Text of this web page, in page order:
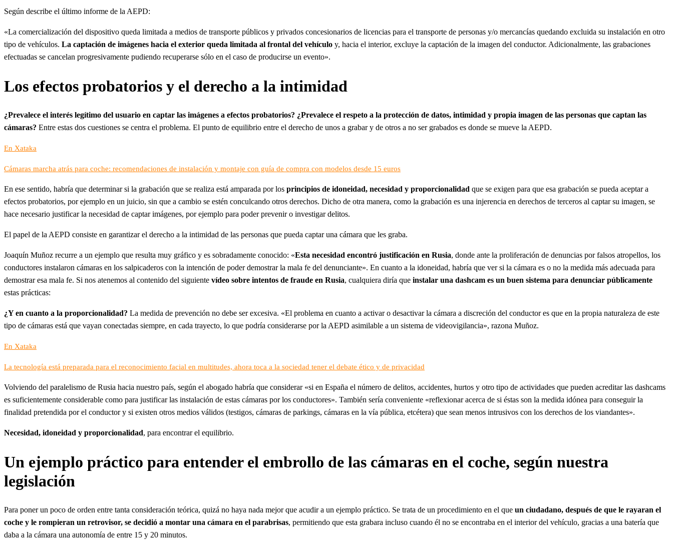
Según describe el último informe de la AEPD:
«La comercialización del dispositivo queda limitada a medios de transporte públicos y privados concesionarios de licencias para el transporte de personas y/o mercancías quedando excluida su instalación en otro
tipo de vehículos. La captación de imágenes hacia el exterior queda limitada al frontal del vehículo y, hacia el interior, excluye la captación de la imagen del conductor. Adicionalmente, las grabaciones
efectuadas se cancelan progresivamente pudiendo recuperarse sólo en el caso de producirse un evento».
Los efectos probatorios y el derecho a la intimidad
¿Prevalece el interés legítimo del usuario en captar las imágenes a efectos probatorios? ¿Prevalece el respeto a la protección de datos, intimidad y propia imagen de las personas que captan las
cámaras? Entre estas dos cuestiones se centra el problema. El punto de equilibrio entre el derecho de unos a grabar y de otros a no ser grabados es donde se mueve la AEPD.
En Xataka
Cámaras marcha atrás para coche: recomendaciones de instalación y montaje con guía de compra con modelos desde 15 euros
En ese sentido, habría que determinar si la grabación que se realiza está amparada por los principios de idoneidad, necesidad y proporcionalidad que se exigen para que esa grabación se pueda aceptar a
efectos probatorios, por ejemplo en un juicio, sin que a cambio se estén conculcando otros derechos. Dicho de otra manera, como la grabación es una injerencia en derechos de terceros al captar su imagen, se
hace necesario justificar la necesidad de captar imágenes, por ejemplo para poder prevenir o investigar delitos.
El papel de la AEPD consiste en garantizar el derecho a la intimidad de las personas que pueda captar una cámara que les graba.
Joaquín Muñoz recurre a un ejemplo que resulta muy gráfico y es sobradamente conocido: «Esta necesidad encontró justificación en Rusia, donde ante la proliferación de denuncias por falsos atropellos, los
conductores instalaron cámaras en los salpicaderos con la intención de poder demostrar la mala fe del denunciante». En cuanto a la idoneidad, habría que ver si la cámara es o no la medida más adecuada para
demostrar esa mala fe. Si nos atenemos al contenido del siguiente vídeo sobre intentos de fraude en Rusia, cualquiera diría que instalar una dashcam es un buen sistema para denunciar públicamente
estas prácticas:
¿Y en cuanto a la proporcionalidad? La medida de prevención no debe ser excesiva. «El problema en cuanto a activar o desactivar la cámara a discreción del conductor es que en la propia naturaleza de este
tipo de cámaras está que vayan conectadas siempre, en cada trayecto, lo que podría considerarse por la AEPD asimilable a un sistema de videovigilancia», razona Muñoz.
En Xataka
La tecnología está preparada para el reconocimiento facial en multitudes, ahora toca a la sociedad tener el debate ético y de privacidad
Volviendo del paralelismo de Rusia hacia nuestro país, según el abogado habría que considerar «si en España el número de delitos, accidentes, hurtos y otro tipo de actividades que pueden acreditar las dashcams
es suficientemente considerable como para justificar las instalación de estas cámaras por los conductores». También sería conveniente «reflexionar acerca de si éstas son la medida idónea para conseguir la
finalidad pretendida por el conductor y si existen otros medios válidos (testigos, cámaras de parkings, cámaras en la vía pública, etcétera) que sean menos intrusivos con los derechos de los viandantes».
Necesidad, idoneidad y proporcionalidad, para encontrar el equilibrio.
Un ejemplo práctico para entender el embrollo de las cámaras en el coche, según nuestra
legislación
Para poner un poco de orden entre tanta consideración teórica, quizá no haya nada mejor que acudir a un ejemplo práctico. Se trata de un procedimiento en el que un ciudadano, después de que le rayaran el
coche y le rompieran un retrovisor, se decidió a montar una cámara en el parabrisas, permitiendo que esta grabara incluso cuando él no se encontraba en el interior del vehículo, gracias a una batería que
daba a la cámara una autonomía de entre 15 y 20 minutos.